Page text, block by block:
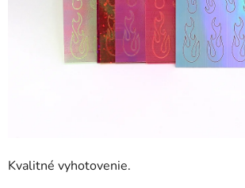
Kvalitné vyhotovenie.